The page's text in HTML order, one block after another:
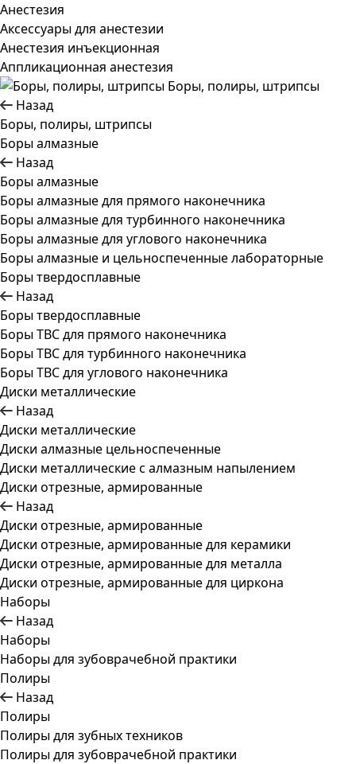
Анестезия
Аксессуары для анестезии
Анестезия инъекционная
Аппликационная анестезия
Боры, полиры, штрипсы
Назад
Боры, полиры, штрипсы
Боры алмазные
Назад
Боры алмазные
Боры алмазные для прямого наконечника
Боры алмазные для турбинного наконечника
Боры алмазные для углового наконечника
Боры алмазные и цельноспеченные лабораторные
Боры твердосплавные
Назад
Боры твердосплавные
Боры ТВС для прямого наконечника
Боры ТВС для турбинного наконечника
Боры ТВС для углового наконечника
Диски металлические
Назад
Диски металлические
Диски алмазные цельноспеченные
Диски металлические с алмазным напылением
Диски отрезные, армированные
Назад
Диски отрезные, армированные
Диски отрезные, армированные для керамики
Диски отрезные, армированные для металла
Диски отрезные, армированные для циркона
Наборы
Назад
Наборы
Наборы для зубоврачебной практики
Полиры
Назад
Полиры
Полиры для зубных техников
Полиры для зубоврачебной практики